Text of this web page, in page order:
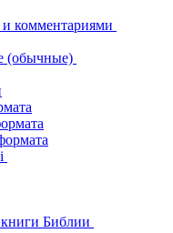
комментариями
(обычные)
Библии